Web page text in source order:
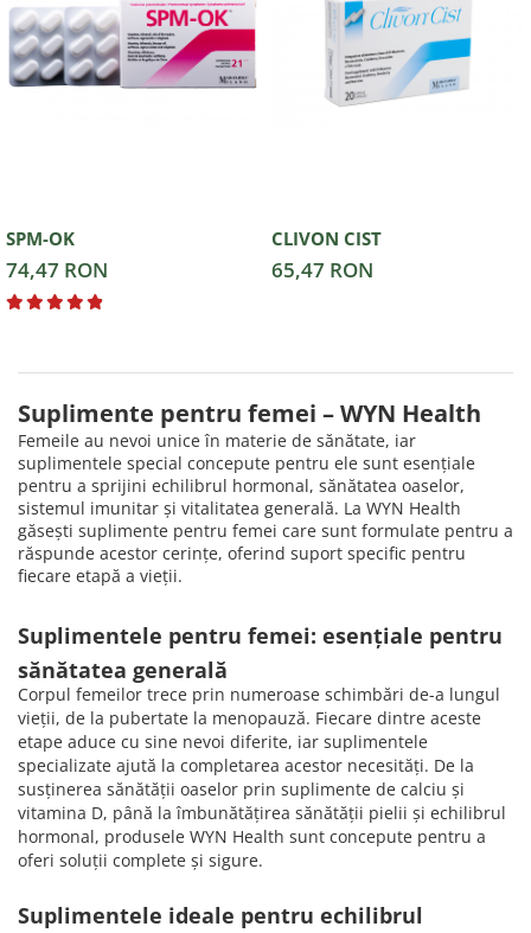
SPM-OK
74,47 RON
CLIVON CIST
65,47 RON
Suplimente pentru femei – WYN Health
Femeile au nevoi unice în materie de sănătate, iar
suplimentele special concepute pentru ele sunt esențiale
pentru a sprijini echilibrul hormonal, sănătatea oaselor,
sistemul imunitar și vitalitatea generală. La WYN Health
găsești suplimente pentru femei care sunt formulate pentru a
răspunde acestor cerințe, oferind suport specific pentru
fiecare etapă a vieții.
Suplimentele pentru femei: esențiale pentru
sănătatea generală
Corpul femeilor trece prin numeroase schimbări de-a lungul
vieții, de la pubertate la menopauză. Fiecare dintre aceste
etape aduce cu sine nevoi diferite, iar suplimentele
specializate ajută la completarea acestor necesități. De la
susținerea sănătății oaselor prin suplimente de calciu și
vitamina D, până la îmbunătățirea sănătății pielii și echilibrul
hormonal, produsele WYN Health sunt concepute pentru a
oferi soluții complete și sigure.
Suplimentele ideale pentru echilibrul